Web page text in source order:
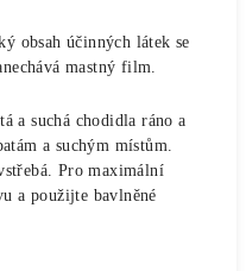
obsah účinných látek se
mastný film.
a suchá chodidla ráno a
a suchým místům.
Pro maximální
a použijte bavlněné